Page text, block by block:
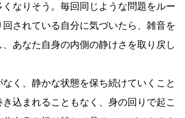
なりそう。毎回同じような問題をルー
されている自分に気づいたら、雑音を
あなた自身の内側の静けさを取り戻し
く、静かな状態を保ち続けていくこと
込まれることもなく、身の回りで起こ